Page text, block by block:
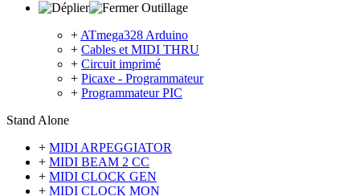
Outillage
+ ATmega328 Arduino
+ Cables et MIDI THRU
+ Circuit imprimé
+ Picaxe - Programmateur
+ Programmateur PIC
Stand Alone
+ MIDI ARPEGGIATOR
+ MIDI BEAM 2 CC
+ MIDI CLOCK GEN
+ MIDI CLOCK MON